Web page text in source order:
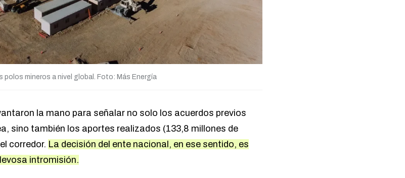
polos mineros a nivel global. Foto: Más Energía
la mano para señalar no solo los acuerdos previos
sino también los aportes realizados (133,8 millones de
corredor. La decisión del ente nacional, en ese sentido, es
intromisión.